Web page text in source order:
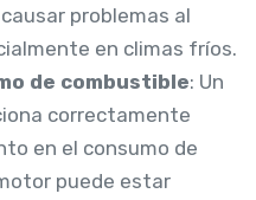
problemas al
en climas fríos.
de combustible: Un
correctamente
en el consumo de
puede estar